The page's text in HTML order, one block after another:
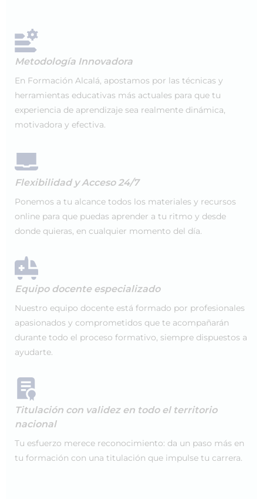
Metodología Innovadora
En Formación Alcalá, apostamos por las técnicas y
herramientas educativas más actuales para que tu
experiencia de aprendizaje sea realmente dinámica,
motivadora y efectiva.
Flexibilidad y Acceso 24/7
Ponemos a tu alcance todos los materiales y recursos
online para que puedas aprender a tu ritmo y desde
donde quieras, en cualquier momento del día.
Equipo docente especializado
Nuestro equipo docente está formado por profesionales
apasionados y comprometidos que te acompañarán
durante todo el proceso formativo, siempre dispuestos a
ayudarte.
Titulación con validez en todo el territorio
nacional
Tu esfuerzo merece reconocimiento: da un paso más en
tu formación con una titulación que impulse tu carrera.